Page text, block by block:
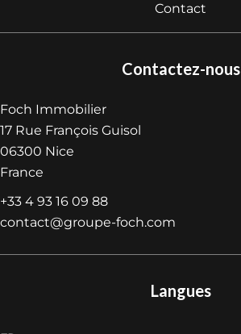
Contact
Contactez-nous
Foch Immobilier
17 Rue François Guisol
06300 Nice
France
+33 4 93 16 09 88
contact@groupe-foch.com
Langues